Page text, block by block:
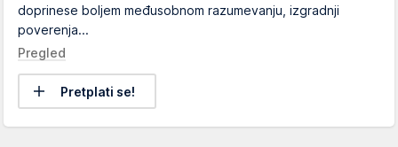
doprinese boljem međusobnom razumevanju, izgradnji
poverenja...
Pregled
Pretplati se!